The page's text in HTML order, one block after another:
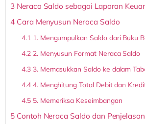
3Neraca Saldo sebagai Laporan
4Cara Menyusun Neraca Saldo
4.1 1. Mengumpulkan Saldo dari Buku
4.2 2. Menyusun Format Neraca Saldo
4.33. Memasukkan Saldo ke dalam
4.44. Menghitung Total Debit dan
4.55. Memeriksa Keseimbangan
5Contoh Neraca Saldo dan